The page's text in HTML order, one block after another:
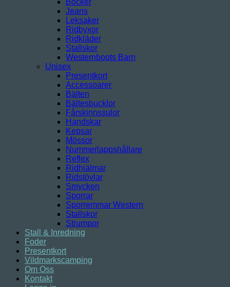
Böcker
Jeans
Leksaker
Ridbyxor
Ridkläder
Stallskor
Westernboots Barn
Unisex
Presentkort
Accessoarer
Bälten
Bältesbucklor
Fårskinnssulor
Handskar
Kepsar
Mössor
Nummerlappshållare
Reflex
Ridhjälmar
Ridstövlar
Smycken
Sporrar
Sporremmar Western
Stallskor
Strumpor
Stall & Inredning
Foder
Presentkort
Vildmarkscamping
Om Oss
Kontakt